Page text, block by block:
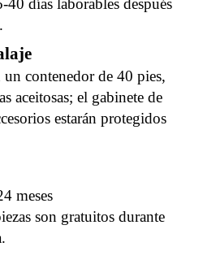
días laborables después
contenedor de 40 pies,
aceitosas; el gabinete de
estarán protegidos
meses
son gratuitos durante